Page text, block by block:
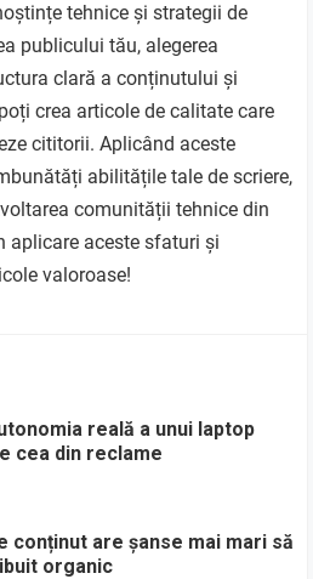
tehnice și strategii de
publicului tău, alegerea
clară a conținutului și
crea articole de calitate care
cititorii. Aplicând aceste
abilitățile tale de scriere,
comunității tehnice din
aplicare aceste sfaturi și
valoroase!
reală a unui laptop
cea din reclame
conținut are șanse mai mari să
organic